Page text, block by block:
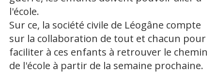
l'école.
Sur ce, la société civile de Léogâne compte
sur la collaboration de tout et chacun pour
faciliter à ces enfants à retrouver le chemin
de l'école à partir de la semaine prochaine.